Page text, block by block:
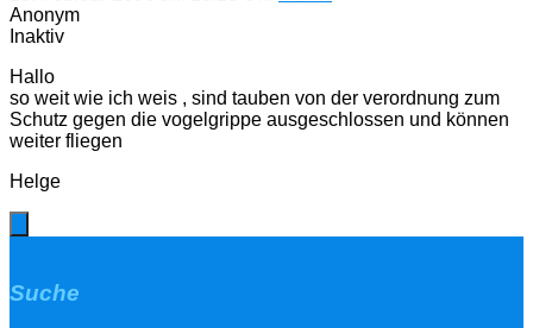
Anonym
Inaktiv
Hallo
so weit wie ich weis , sind tauben von der verordnung zum
Schutz gegen die vogelgrippe ausgeschlossen und können
weiter fliegen
Helge
Suche